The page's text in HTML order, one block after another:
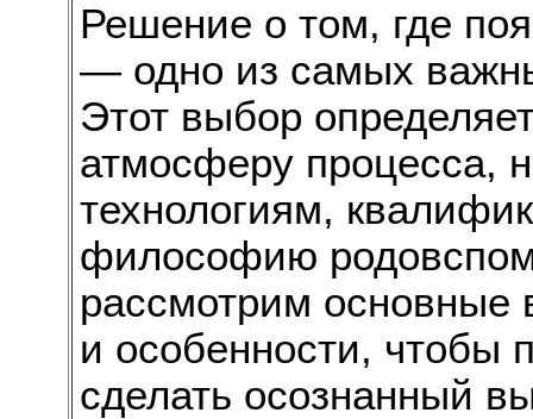
Решение о том, где
— одно из самых
Этот выбор
атмосферу процесса,
технологиям,
философию
рассмотрим основные
и особенности, чтобы
сделать осознанный